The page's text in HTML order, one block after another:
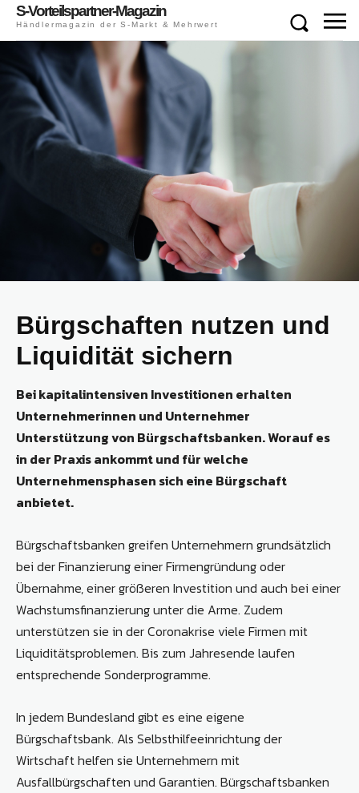
S-Vorteilspartner-Magazin
Händlermagazin der S-Markt & Mehrwert
Bürgschaften nutzen und
Liquidität sichern
Bei kapitalintensiven Investitionen erhalten
Unternehmerinnen und Unternehmer
Unterstützung von Bürgschaftsbanken. Worauf es
in der Praxis ankommt und für welche
Unternehmensphasen sich eine Bürgschaft
anbietet.
Bürgschaftsbanken greifen Unternehmern grundsätzlich
bei der Finanzierung einer Firmengründung oder
Übernahme, einer größeren Investition und auch bei einer
Wachstumsfinanzierung unter die Arme. Zudem
unterstützen sie in der Coronakrise viele Firmen mit
Liquiditätsproblemen. Bis zum Jahresende laufen
entsprechende Sonderprogramme.
In jedem Bundesland gibt es eine eigene
Bürgschaftsbank. Als Selbsthilfeeinrichtung der
Wirtschaft helfen sie Unternehmern mit
Ausfallbürgschaften und Garantien. Bürgschaftsbanken